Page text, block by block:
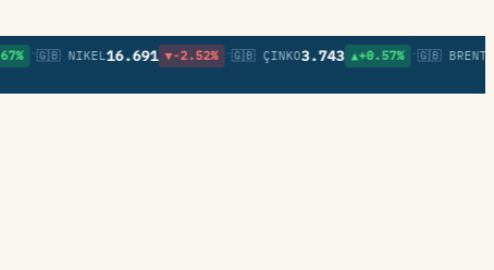
🇬🇧 NIKEL16.691 ▼-2.52% 🇬🇧 ÇINKO3.743 ▲+0.57% 🇬🇧 BRENT83,03